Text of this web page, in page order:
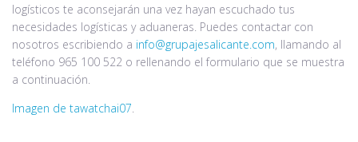
logísticos te aconsejarán una vez hayan escuchado tus
necesidades logísticas y aduaneras. Puedes contactar con
nosotros escribiendo a info@grupajesalicante.com, llamando al
teléfono 965 100 522 o rellenando el formulario que se muestra
a continuación.
Imagen de tawatchai07.